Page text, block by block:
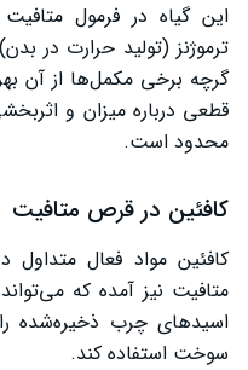
این گیاه در فرمول
ترموژنز (تولید حرارت در
گرچه برخی مکمل‌ها از آن
قطعی درباره میزان و
محدود است.
کافئین در قرص متافیت
کافئین مواد فعال
متافیت نیز آمده که
اسیدهای چرب ذخیره‌شده را
سوخت استفاده کند.